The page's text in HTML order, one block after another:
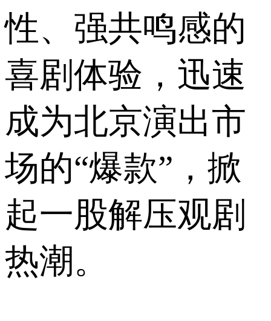
性、强共鸣感的
喜剧体验，迅速
成为北京演出市
场的“爆款”，掀
起一股解压观剧
热潮。